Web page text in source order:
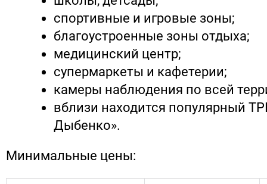
спортивные и игровые зоны;
благоустроенные зоны отдыха;
медицинский центр;
супермаркеты и кафетерии;
камеры наблюдения по всей
вблизи находится популярный
Дыбенко».
Минимальные цены: